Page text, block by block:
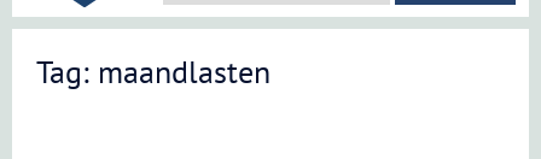
Tag: maandlasten